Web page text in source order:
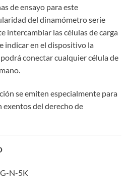
de ensayo para este
del dinamómetro serie
intercambiar las células de carga
indicar en el dispositivo la
conectar cualquier célula de
se emiten especialmente para
del derecho de
N-5K